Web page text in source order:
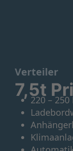
Verteiler
7,5t220 – 250